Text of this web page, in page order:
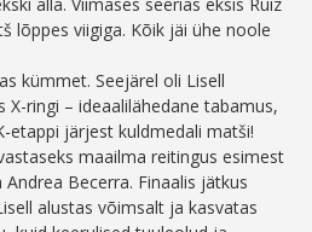
lõppes viigiga. Kõik jäi ühe noole
kümmet. Seejärel oli Lisell
X-ringi – ideaalilähedane tabamus,
etappi järjest kuldmedali matši!
maailma reitingus esimest
Becerra. Finaalis jätkus
alustas võimsalt ja kasvatas